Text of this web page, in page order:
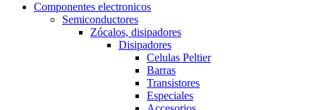
Componentes electronicos
Semiconductores
Zócalos, disipadores
Disipadores
Celulas Peltier
Barras
Transistores
Especiales